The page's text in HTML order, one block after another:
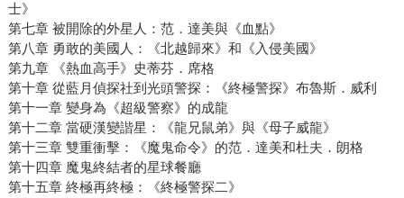
士》
第七章 被開除的外星人：范．達美與《血點》
第八章 勇敢的美國人：《北越歸來》和《入侵美國》
第九章 《熱血高手》史蒂芬．席格
第十章 從藍月偵探社到光頭警探：《終極警探》布魯斯．威利
第十一章 變身為《超級警察》的成龍
第十二章 當硬漢變諧星：《龍兄鼠弟》與《母子威龍》
第十三章 雙重衝擊：《魔鬼命令》的范．達美和杜夫．朗格
第十四章 魔鬼終結者的星球餐廳
第十五章 終極再終極：《終極警探二》